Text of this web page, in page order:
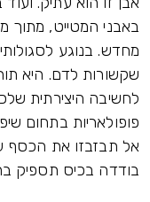
באבני המטייט,
מחדש. בנוגע
שקשורות לדם. היא
לחשיבה היצירתית
פופולאריות בתחום
אל תבזבזו את הכסף
בודדה בכיס תספיק